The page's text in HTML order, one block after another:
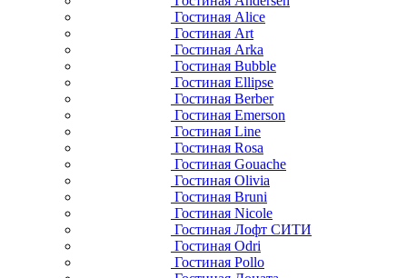
Гостиная Alice
Гостиная Art
Гостиная Arka
Гостиная Bubble
Гостиная Ellipse
Гостиная Berber
Гостиная Emerson
Гостиная Line
Гостиная Rosa
Гостиная Gouache
Гостиная Olivia
Гостиная Bruni
Гостиная Nicole
Гостиная Лофт СИТИ
Гостиная Odri
Гостиная Pollo